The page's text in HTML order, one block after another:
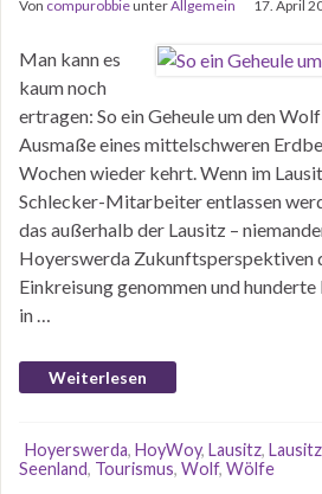
Von compurobbieunterAllgemein 17. April
Man kann es
kaum noch
ertragen: So ein Geheule um den
Ausmaße eines mittelschweren
Wochen wieder kehrt. Wenn im
Schlecker-Mitarbeiter entlassen
das außerhalb der Lausitz –
Hoyerswerda Zukunftsperspektiven
Einkreisung genommen und
in …
Weiterlesen
Hoyerswerda, HoyWoy, Lausitz,
Seenland, Tourismus, Wolf, Wölfe